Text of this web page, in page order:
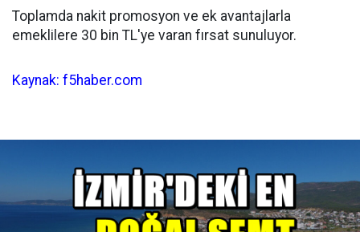
Toplamda nakit promosyon ve ek avantajlarla
emeklilere 30 bin TL'ye varan fırsat sunuluyor.
Kaynak: f5haber.com